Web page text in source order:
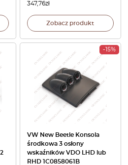
347,76zł
Zobacz produkt
-15%
VW New Beetle Konsola
środkowa 3 osłony
wskaźników VDO LHD lub
RHD 1C0858061B